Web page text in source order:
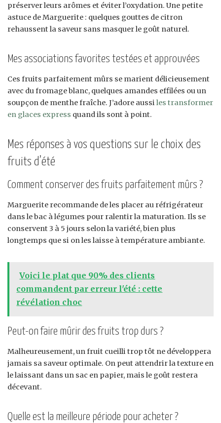
préserver leurs arômes et éviter l’oxydation. Une petite
astuce de Marguerite : quelques gouttes de citron
rehaussent la saveur sans masquer le goût naturel.
Mes associations favorites testées et approuvées
Ces fruits parfaitement mûrs se marient délicieusement
avec du fromage blanc, quelques amandes effilées ou un
soupçon de menthe fraîche. J’adore aussi les transformer
en glaces express quand ils sont à point.
Mes réponses à vos questions sur le choix des
fruits d’été
Comment conserver des fruits parfaitement mûrs ?
Marguerite recommande de les placer au réfrigérateur
dans le bac à légumes pour ralentir la maturation. Ils se
conservent 3 à 5 jours selon la variété, bien plus
longtemps que si on les laisse à température ambiante.
Voici le plat que 90% des clients
commandent par erreur l'été : cette
révélation choc
Peut-on faire mûrir des fruits trop durs ?
Malheureusement, un fruit cueilli trop tôt ne développera
jamais sa saveur optimale. On peut attendrir la texture en
le laissant dans un sac en papier, mais le goût restera
décevant.
Quelle est la meilleure période pour acheter ?